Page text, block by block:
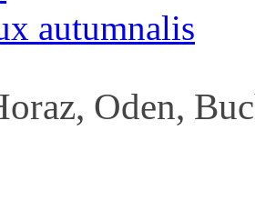
autumnalis
Oden,